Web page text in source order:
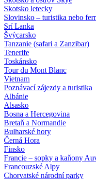
Skotsko letecky
Slovinsko – turistika nebo
Srí Lanka
Švýcarsko
Tanzanie (safari a Zanzibar)
Tenerife
Toskánsko
Tour du Mont Blanc
Vietnam
Poznávací zájezdy a turistika
Albánie
Alsasko
Bosna a Hercegovina
Bretaň a Normandie
Bulharské hory
Černá Hora
Finsko
Francie – sopky a kaňony
Francouzské Alpy
Chorvatské národní parky